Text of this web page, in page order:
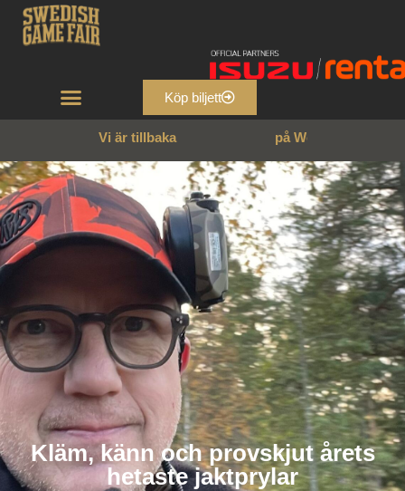
Köp biljett
Vi är tillbaka på W
Kläm, känn och provskjut årets
hetaste jaktprylar